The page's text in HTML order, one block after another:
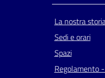
La nostra
Sedi e orari
Spazi
Regolamento